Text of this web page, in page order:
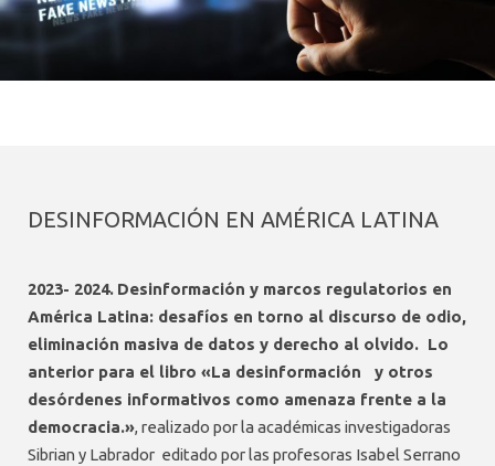
DESINFORMACIÓN EN AMÉRICA LATINA
2023- 2024. Desinformación y marcos regulatorios en
América Latina: desafíos en torno al discurso de odio,
eliminación masiva de datos y derecho al olvido. Lo
anterior para el libro «La desinformación y otros
desórdenes informativos como amenaza frente a la
democracia.», realizado por la académicas investigadoras
Sibrian y Labrador editado por las profesoras Isabel Serrano